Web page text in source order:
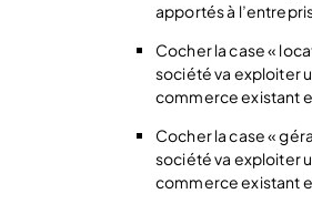
apportés à
Cocher la case «
société va exploiter
commerce existant
Cocher la case «
société va exploiter
commerce existant